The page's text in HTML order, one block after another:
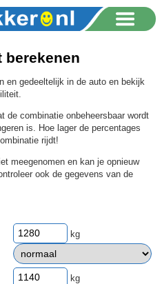
berekenen
en gedeeltelijk in de auto en bekijk
de combinatie onbeheersbaar wordt
is. Hoe lager de percentages
rijdt!
meegenomen en kan je opnieuw
ook de gegevens van de
kg
kg